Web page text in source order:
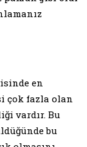
en
çok fazla olan
vardır. Bu
bu